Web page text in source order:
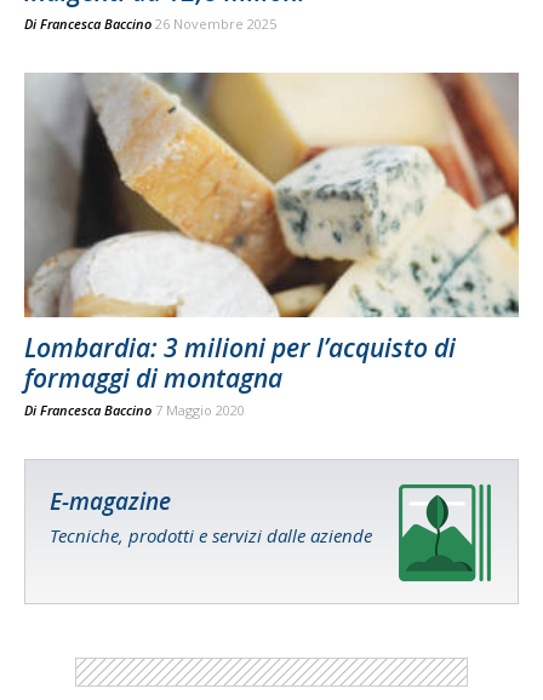
Di Francesca Baccino 26 Novembre 2025
Lombardia: 3 milioni per l’acquisto di
formaggi di montagna
Di Francesca Baccino 7 Maggio 2020
E-magazine
Tecniche, prodotti e servizi dalle aziende